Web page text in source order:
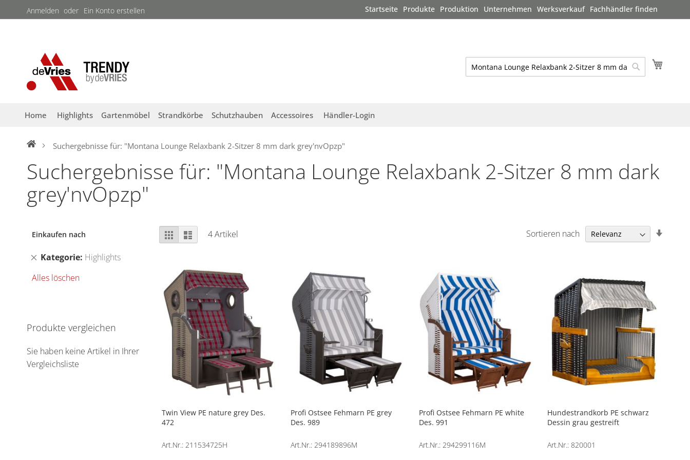
Direkt
zum
Anmelden Ein Konto erstellen Startseite Produkte Produktion Unternehmen Werksverkauf Fachhändler finden
Suche
Suche
Home Highlights Gartenmöbel Strandkörbe Schutzhauben Accessoires Händler-Login
Suchergebnisse für: "Montana Lounge Relaxbank 2-Sitzer 8 mm dark grey'nvOpzp"
Suchergebnisse für: "Montana Lounge Relaxbank 2-Sitzer 8 mm dark
grey'nvOpzp"
Ansicht
als
RasterListe4Artikel Sortieren nach
Twin View PE nature grey Des.
472
Art.Nr.: 211534725H
Profi Ostsee Fehmarn PE grey
Des. 989
Art.Nr.: 294189896M
Profi Ostsee Fehmarn PE white
Des. 991
Art.Nr.: 294299116M
Hundestrandkorb PE schwarz
Dessin grau gestreift
Art.Nr.: 820001
Einkaufen nach
Kategorie Highlights
Dies
Alles löschen
Produkte vergleichen
Sie haben keine Artikel in Ihrer
Vergleichsliste